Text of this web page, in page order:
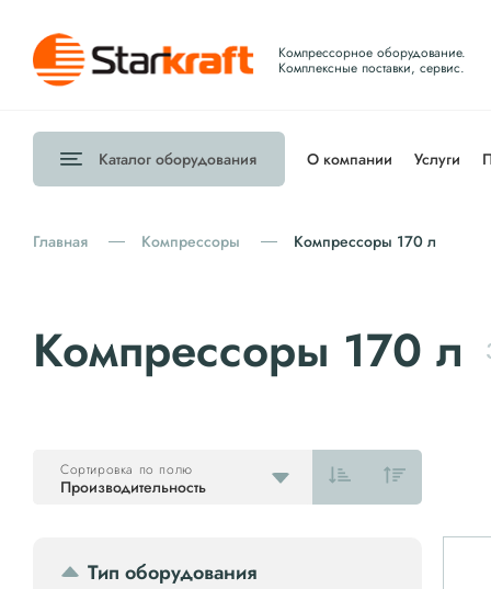
Компрессорное оборудование.
Комплексные поставки, сервис.
Каталог оборудования О компании Услуги
Главная Компрессоры Компрессоры 170 л
Компрессоры 170 л
Производительность
Сортировка по полю
Тип оборудования